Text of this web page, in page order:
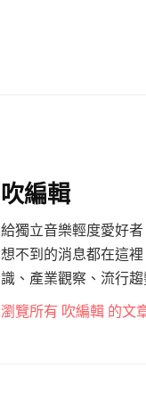
吹編輯
給獨立音樂輕度愛好
想不到的消息都在這
識、產業觀察、流行
瀏覽所有 吹編輯 的文